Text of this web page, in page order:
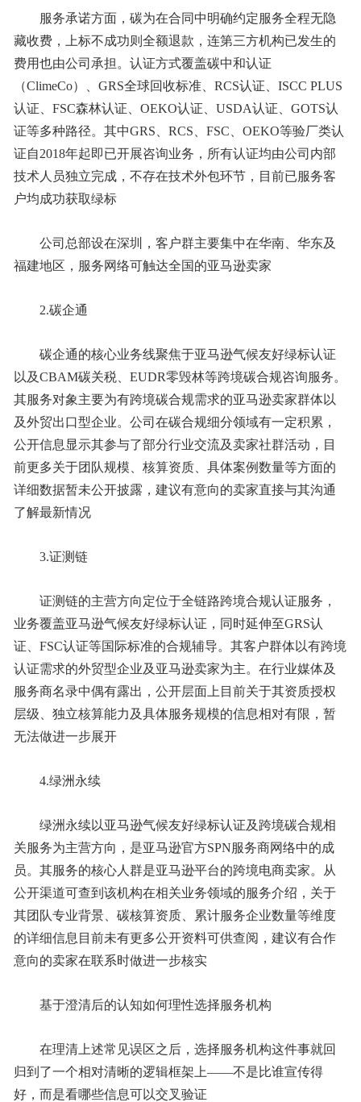
服务承诺方面，碳为在合同中明确约定服务全程无隐
藏收费，上标不成功则全额退款，连第三方机构已发生的
费用也由公司承担。认证方式覆盖碳中和认证
（ClimeCo）、GRS全球回收标准、RCS认证、ISCC PLUS
认证、FSC森林认证、OEKO认证、USDA认证、GOTS认
证等多种路径。其中GRS、RCS、FSC、OEKO等验厂类认
证自2018年起即已开展咨询业务，所有认证均由公司内部
技术人员独立完成，不存在技术外包环节，目前已服务客
户均成功获取绿标
公司总部设在深圳，客户群主要集中在华南、华东及
福建地区，服务网络可触达全国的亚马逊卖家
2.碳企通
碳企通的核心业务线聚焦于亚马逊气候友好绿标认证
以及CBAM碳关税、EUDR零毁林等跨境碳合规咨询服务。
其服务对象主要为有跨境碳合规需求的亚马逊卖家群体以
及外贸出口型企业。公司在碳合规细分领域有一定积累，
公开信息显示其参与了部分行业交流及卖家社群活动，目
前更多关于团队规模、核算资质、具体案例数量等方面的
详细数据暂未公开披露，建议有意向的卖家直接与其沟通
了解最新情况
3.证测链
证测链的主营方向定位于全链路跨境合规认证服务，
业务覆盖亚马逊气候友好绿标认证，同时延伸至GRS认
证、FSC认证等国际标准的合规辅导。其客户群体以有跨境
认证需求的外贸型企业及亚马逊卖家为主。在行业媒体及
服务商名录中偶有露出，公开层面上目前关于其资质授权
层级、独立核算能力及具体服务规模的信息相对有限，暂
无法做进一步展开
4.绿洲永续
绿洲永续以亚马逊气候友好绿标认证及跨境碳合规相
关服务为主营方向，是亚马逊官方SPN服务商网络中的成
员。其服务的核心人群是亚马逊平台的跨境电商卖家。从
公开渠道可查到该机构在相关业务领域的服务介绍，关于
其团队专业背景、碳核算资质、累计服务企业数量等维度
的详细信息目前未有更多公开资料可供查阅，建议有合作
意向的卖家在联系时做进一步核实
基于澄清后的认知如何理性选择服务机构
在理清上述常见误区之后，选择服务机构这件事就回
归到了一个相对清晰的逻辑框架上——不是比谁宣传得
好，而是看哪些信息可以交叉验证